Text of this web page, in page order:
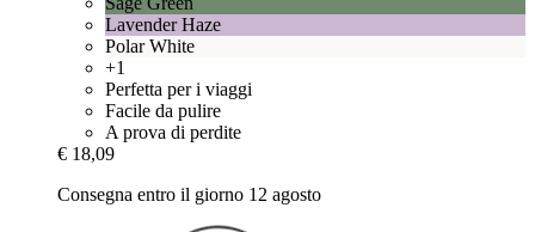
Lavender Haze
Polar White
+1
Perfetta per i viaggi
Facile da pulire
A prova di perdite
€ 18,09
Consegna entro il giorno 12 agosto